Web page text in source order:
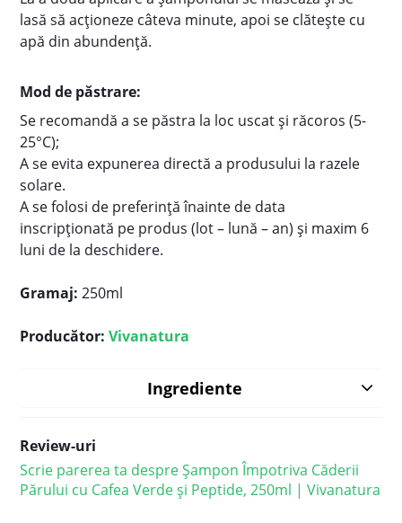
lasă să acționeze câteva minute, apoi se clătește cu
apă din abundență.
Mod de păstrare:
Se recomandă a se păstra la loc uscat și răcoros (5-
25°C);
A se evita expunerea directă a produsului la razele
solare.
A se folosi de preferință înainte de data
inscripționată pe produs (lot – lună – an) și maxim 6
luni de la deschidere.
Gramaj: 250ml
Producător: Vivanatura
Ingrediente
Review-uri
Scrie parerea ta despre Șampon Împotriva Căderii
Părului cu Cafea Verde și Peptide, 250ml | Vivanatura